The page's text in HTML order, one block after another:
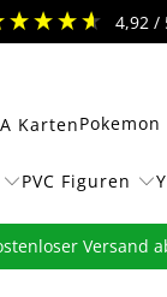
Karten
PVC Figuren
4,92 /
Versand